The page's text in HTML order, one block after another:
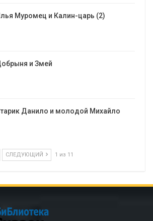
Муромец и Калин-царь (2)
и Змей
Данило и молодой Михайло
СЛЕДУЮЩИЙ 1 из 11